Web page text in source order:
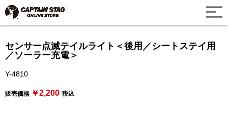
センサー点滅テイルライト＜後用／シートステイ用
／ソーラー充電＞
Y-4810
販売価格 ￥2,200 税込